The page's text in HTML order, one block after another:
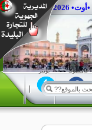
فايسبوك
|
تويتر
|